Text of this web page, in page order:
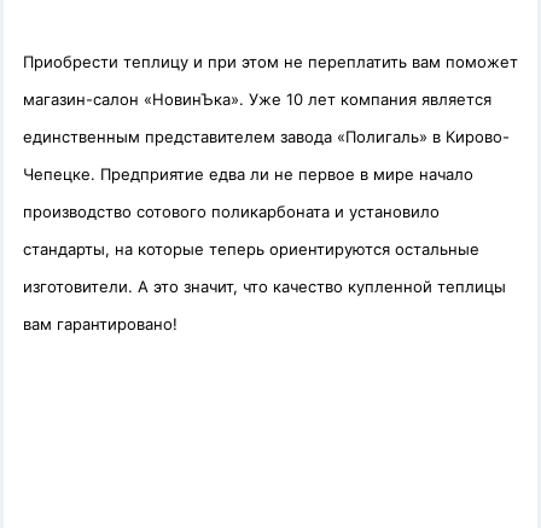
Приобрести теплицу и при этом не переплатить вам поможет
магазин-салон «НовинЪка». Уже 10 лет компания является
единственным представителем завода «Полигаль» в Кирово-
Чепецке. Предприятие едва ли не первое в мире начало
производство сотового поликарбоната и установило
стандарты, на которые теперь ориентируются остальные
изготовители. А это значит, что качество купленной теплицы
вам гарантировано!